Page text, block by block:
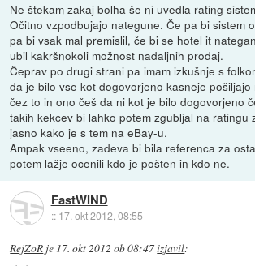
Ne štekam zakaj bolha še ni uvedla rating
Očitno vzpodbujajo nategune. Če pa bi sistem
pa bi vsak mal premislil, če bi se hotel it
ubil kakršnokoli možnost nadaljnih prodaj.
Čeprav po drugi strani pa imam izkušnje s
da je bilo vse kot dogovorjeno kasneje pošiljajo
čez to in ono češ da ni kot je bilo dogovorjeno
takih kekcev bi lahko potem zgubljal na ratingu
jasno kako je s tem na eBay-u.
Ampak vseeno, zadeva bi bila referenca za
potem lažje ocenili kdo je pošten in kdo ne.
FastWIND
:: 17. okt 2012, 08:55
RejZoR je 17. okt 2012 ob 08:47izjavil: